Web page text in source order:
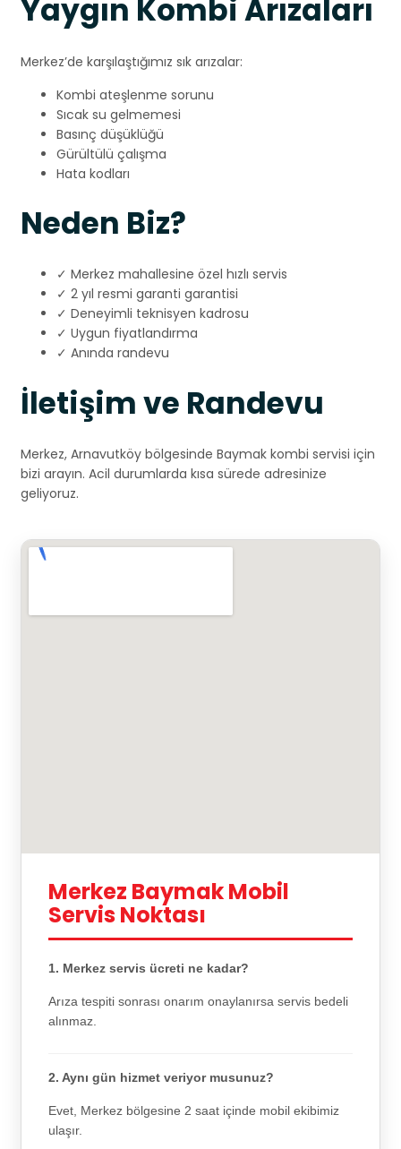
Yaygın Kombi Arızaları
Merkez’de karşılaştığımız sık arızalar:
Kombi ateşlenme sorunu
Sıcak su gelmemesi
Basınç düşüklüğü
Gürültülü çalışma
Hata kodları
Neden Biz?
✓ Merkez mahallesine özel hızlı servis
✓ 2 yıl resmi garanti garantisi
✓ Deneyimli teknisyen kadrosu
✓ Uygun fiyatlandırma
✓ Anında randevu
İletişim ve Randevu
Merkez, Arnavutköy bölgesinde Baymak kombi servisi için
bizi arayın. Acil durumlarda kısa sürede adresinize
geliyoruz.
Merkez Baymak Mobil
Servis Noktası
1. Merkez servis ücreti ne kadar?
Arıza tespiti sonrası onarım onaylanırsa servis bedeli
alınmaz.
2. Aynı gün hizmet veriyor musunuz?
Evet, Merkez bölgesine 2 saat içinde mobil ekibimiz
ulaşır.